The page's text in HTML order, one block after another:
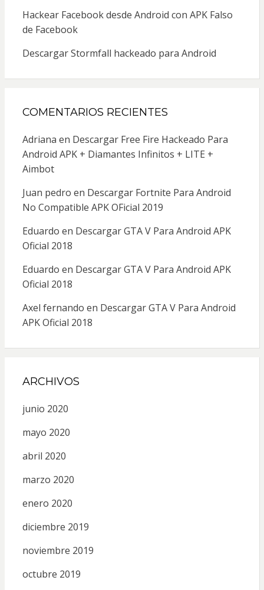
Hackear Facebook desde Android con APK Falso
de Facebook
Descargar Stormfall hackeado para Android
COMENTARIOS RECIENTES
Adriana en Descargar Free Fire Hackeado Para
Android APK + Diamantes Infinitos + LITE +
Aimbot
Juan pedro en Descargar Fortnite Para Android
No Compatible APK OFicial 2019
Eduardo en Descargar GTA V Para Android APK
Oficial 2018
Eduardo en Descargar GTA V Para Android APK
Oficial 2018
Axel fernando en Descargar GTA V Para Android
APK Oficial 2018
ARCHIVOS
junio 2020
mayo 2020
abril 2020
marzo 2020
enero 2020
diciembre 2019
noviembre 2019
octubre 2019